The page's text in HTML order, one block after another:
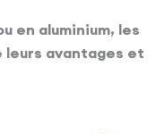
en aluminium, les
avantages et